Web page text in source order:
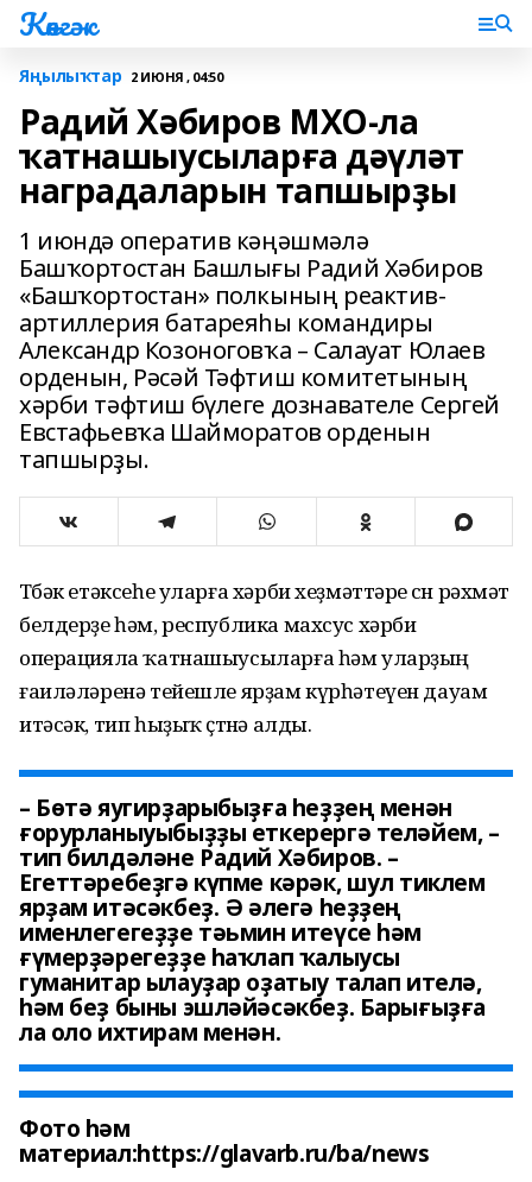
Көнгәк
Яңылыҡтар 2 ИЮНЯ , 04:50
Радий Хәбиров МХО-ла
ҡатнашыусыларға дәүләт
наградаларын тапшырҙы
1 июндә оператив кәңәшмәлә
Башҡортостан Башлығы Радий Хәбиров
«Башҡортостан» полкының реактив-
артиллерия батареяһы командиры
Александр Козоноговҡа – Салауат Юлаев
орденын, Рәсәй Тәфтиш комитетының
хәрби тәфтиш бүлеге дознавателе Сергей
Евстафьевҡа Шайморатов орденын
тапшырҙы.
Төбәк етәксеһе уларға хәрби хеҙмәттәре өсөн рәхмәт
белдерҙе һәм, республика махсус хәрби
операцияла ҡатнашыусыларға һәм уларҙың
ғаиләләренә тейешле ярҙам күрһәтеүен дауам
итәсәк, тип һыҙыҡ өҫтөнә алды.
– Бөтә яугирҙарыбыҙға һеҙҙең менән
ғорурланыуыбыҙҙы еткерергә теләйем, –
тип билдәләне Радий Хәбиров. –
Егеттәребеҙгә күпме кәрәк, шул тиклем
ярҙам итәсәкбеҙ. Ә әлегә һеҙҙең
именлегегеҙҙе тәьмин итеүсе һәм
ғүмерҙәрегеҙҙе һаҡлап ҡалыусы
гуманитар ылауҙар оҙатыу талап ителә,
һәм беҙ быны эшләйәсәкбеҙ. Барығыҙға
ла оло ихтирам менән.
Фото һәм
материал:https://glavarb.ru/ba/news